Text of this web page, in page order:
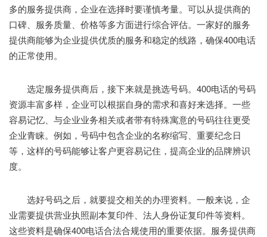
多的服务提供商，企业在选择时要谨慎考量。可以从提供商的
口碑、服务质量、价格等多方面进行综合评估。一家好的服务
提供商能够为企业提供优质的服务和稳定的线路，确保400电话
的正常使用。
选定服务提供商后，接下来就是挑选号码。400电话的号码
资源丰富多样，企业可以根据自身的需求和喜好来选择。一些
容易记忆、与企业业务相关或者带有特殊寓意的号码往往更受
企业青睐。例如，号码中包含企业的名称缩写、重要纪念日
等，这样的号码能够让客户更容易记住，提高企业的品牌辨识
度。
选好号码之后，就要提交相关的办理资料。一般来说，企
业需要提供营业执照副本复印件、法人身份证复印件等资料。
这些资料是确保400电话合法合规使用的重要依据。服务提供商